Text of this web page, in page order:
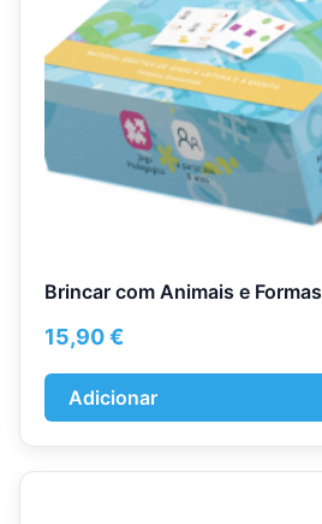
Brincar com Animais e Formas
15,90€
Adicionar